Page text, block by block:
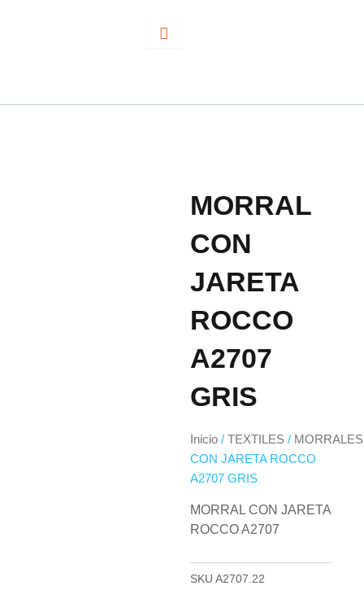
MORRAL
CON
JARETA
ROCCO
A2707
GRIS
Inicio / TEXTILES / MORRALES
CON JARETA ROCCO
A2707 GRIS
MORRAL CON JARETA
ROCCO A2707
SKU A2707.22